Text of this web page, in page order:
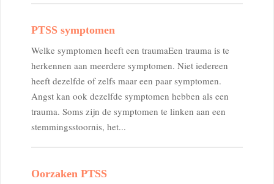
PTSS symptomen
Welke symptomen heeft een traumaEen trauma is te
herkennen aan meerdere symptomen. Niet iedereen
heeft dezelfde of zelfs maar een paar symptomen.
Angst kan ook dezelfde symptomen hebben als een
trauma. Soms zijn de symptomen te linken aan een
stemmingsstoornis, het...
Oorzaken PTSS